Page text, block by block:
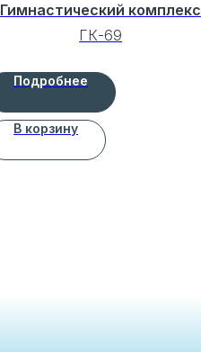
Гимнастический комплекс
ГК-69
Подробнее
В корзину